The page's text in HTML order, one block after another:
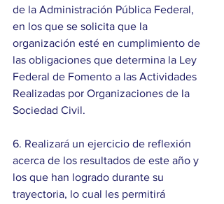
de la Administración Pública Federal,
en los que se solicita que la
organización esté en cumplimiento de
las obligaciones que determina la Ley
Federal de Fomento a las Actividades
Realizadas por Organizaciones de la
Sociedad Civil.
6. Realizará un ejercicio de reflexión
acerca de los resultados de este año y
los que han logrado durante su
trayectoria, lo cual les permitirá